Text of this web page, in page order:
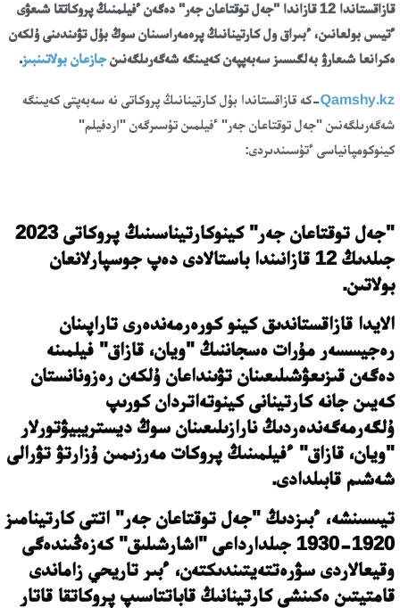
قازاقستاندا 12 قازاندا "جەل توقتاعان جەر" دەگەن ءفيلمنىڭ پروكاتقا شىعۋى
ءتيىس بولعانىن، ءبىراق ول كارتينانىڭ پرەمەراسىنان سوڭ بۇل تۋىندىنى ۇلكەن
ەكرانعا شىعارۋ بەلگىسىز سەبەپپەن كەيىنگە شەگەرىلگەنىنجازعان بولاتىنبىز.
Qamshy.kz-كە قازاقستاندا بۇل كارتينانىڭ پروكاتى نە سەبەپتى كەيىنگە
شەگەرىلگەنىن "جەل توقتاعان جەر" ءفيلمىن تۇسىرگەن "اردفيلم"
كينوكومپانياسى ءتۇسىندىردى:
"جەل توقتاعان جەر" كينوكارتيناسىنىڭ پروكاتى 2023
جىلدىڭ 12 قازانىندا باستالادى دەپ جوسپارلانعان
بولاتىن.
الايدا قازاقستاندىق كينو كورەرمەندەرى تاراپىنان
رەجيسسەر مۇرات ەسجاننىڭ "ويان، قازاق" فيلمىنە
دەگەن قىزىعۋشىلىعىنان تۋىنداعان ۇلكەن رەزونانستان
كەيىن جانە كارتينانى كينوتەاتردان كورىپ
ۇلگەرمەگەندەردىڭ نارازىلىعىنان سوڭ ديستريبيۋتورلار
"ويان، قازاق" ءفيلمىنىڭ پروكات مەرزىمىن ۇزارتۋ تۋرالى
شەشىم قابىلدادى.
تيىسىنشە، ءبىزدىڭ "جەل توقتاعان جەر" اتتى كارتينامىز
1920-1930 جىلدارداعى "اشارشىلىق" كەزەڭىندەگى
وقيعالاردى سۋرەتتەيتىندىكتەن، ءبىر تاريحي زاماندى
قامتيتىن ەكىنشى كارتينانىڭ قاباتتاسىپ پروكاتقا قاتار